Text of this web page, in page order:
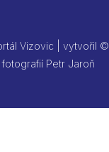
Vizovic | vytvořil ©
fotografií Petr Jaroň